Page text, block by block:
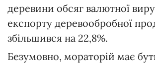
деревини обсяг валютної
експорту деревообробної
збільшився на 22,8%.
Безумовно, мораторій має